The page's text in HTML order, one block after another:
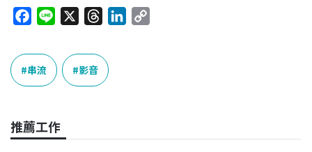
c
e
b
o
k
e
e
a
n
k
串流 影音
推薦工作